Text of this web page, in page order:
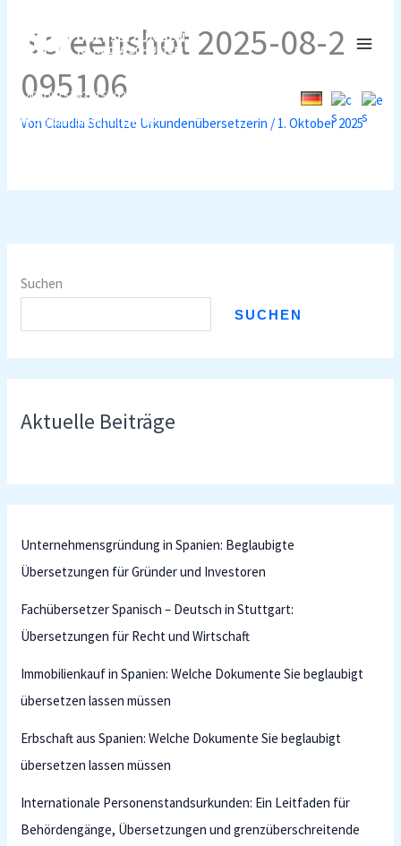
springen
+49 (0) 15783515593|
info@claudiaschultze.de
Screenshot 2025-08-27
095106
VonClaudia Schultze Urkundenübersetzerin / 1. Oktober 2025
Suchen
SUCHEN
Aktuelle Beiträge
Unternehmensgründung in Spanien: Beglaubigte
Übersetzungen für Gründer und Investoren
Fachübersetzer Spanisch – Deutsch in Stuttgart:
Übersetzungen für Recht und Wirtschaft
Immobilienkauf in Spanien: Welche Dokumente Sie beglaubigt
übersetzen lassen müssen
Erbschaft aus Spanien: Welche Dokumente Sie beglaubigt
übersetzen lassen müssen
Internationale Personenstandsurkunden: Ein Leitfaden für
Behördengänge, Übersetzungen und grenzüberschreitende